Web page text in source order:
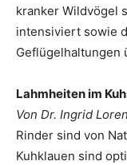
kranker Wildvögel
intensiviert sowie
Geflügelhaltungen
Lahmheiten im
Von Dr. Ingrid
Rinder sind von
Kuhklauen sind